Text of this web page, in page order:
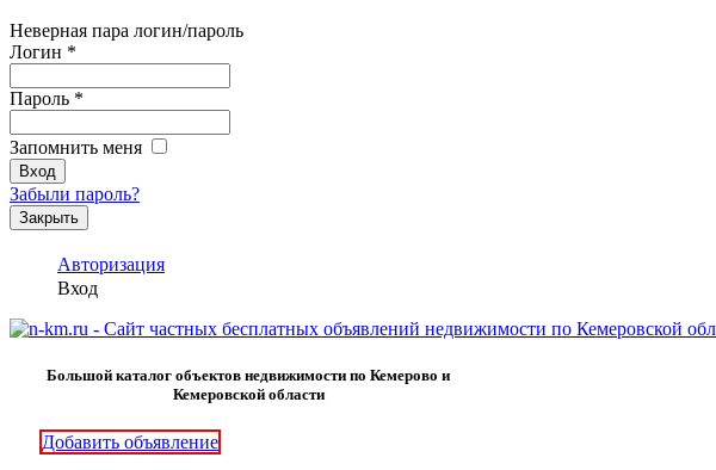
Неверная пара логин/пароль
Логин *
Пароль *
Запомнить меня
Забыли пароль?
Закрыть
Авторизация
Вход
Большой каталог объектов недвижимости по Кемерово и
Кемеровской области
Добавить объявление